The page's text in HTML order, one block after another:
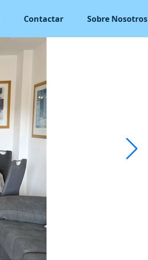
Contactar Sobre Nosotros